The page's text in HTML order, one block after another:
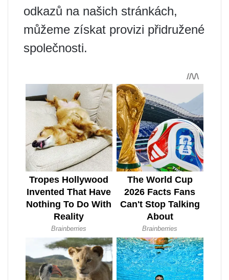
odkazů na našich stránkách,
můžeme získat provizi přidružené
společnosti.